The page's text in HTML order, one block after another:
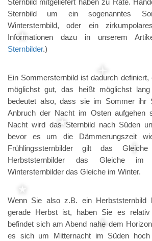
Sternbild mitgeliefert haben zu Rate.
Sternbild um ein sogenanntes
Wintersternbild, oder ein
Informationen dazu in unserem
Sternbilder.)
Ein Sommersternbild ist dadurch
möglichst gut, das heißt möglichst
bedeutet also, dass sie im Sommer ihr
Anbruch der Nacht im Osten aufgehen
Nacht wird das Sternbild nach Süden
bevor es um die Dämmerungszeit
Frühlingssternbilder gilt das
Herbststernbilder das Gleiche
Wintersternbilder das Gleiche im Winter.
Wenn Sie also z.B. ein Herbststernbild
gerade Herbst ist, haben Sie es
befindet sich am Abend nahe dem
es sich um Mitternacht im Süden